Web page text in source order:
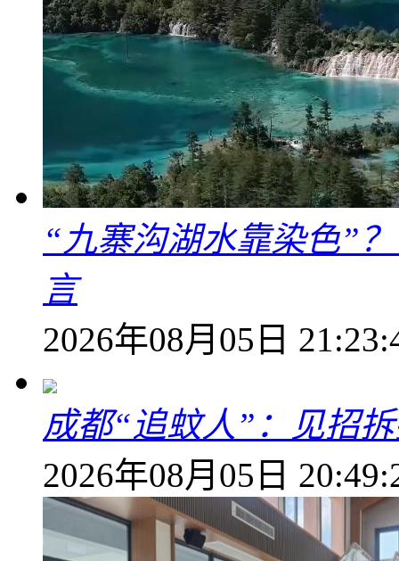
“九寨沟湖水靠染色”
言
2026年08月05日
成都“追蚊人”：见招
2026年08月05日